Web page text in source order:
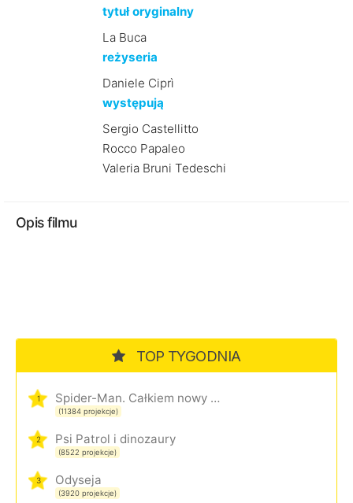
tytuł oryginalny
La Buca
reżyseria
Daniele Ciprì
występują
Sergio Castellitto
Rocco Papaleo
Valeria Bruni Tedeschi
Opis filmu
TOP TYGODNIA
1 Spider-Man. Całkiem nowy dzień
(11384 projekcje)
2 Psi Patrol i dinozaury
(8522 projekcje)
3 Odyseja
(3920 projekcje)